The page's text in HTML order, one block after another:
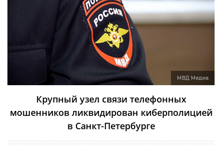
МВД Медиа
Крупный узел связи телефонных
мошенников ликвидирован киберполицией
в Санкт-Петербурге